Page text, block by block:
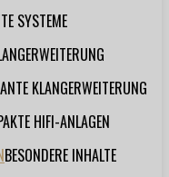
SYSTEME
KLANGERWEITERUNG
HIFI-ANLAGEN
BESONDERE INHALTE